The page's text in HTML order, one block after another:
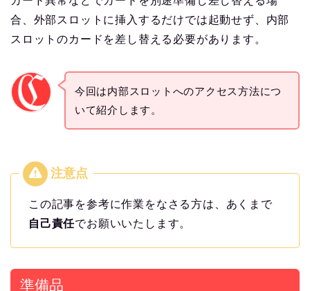
合、外部スロットに挿入するだけでは起動せず、内部
スロットのカードを差し替える必要があります。
今回は内部スロットへのアクセス方法につ
いて紹介します。
この記事を参考に作業をなさる方は、あくまで
自己責任でお願いいたします。
準備品